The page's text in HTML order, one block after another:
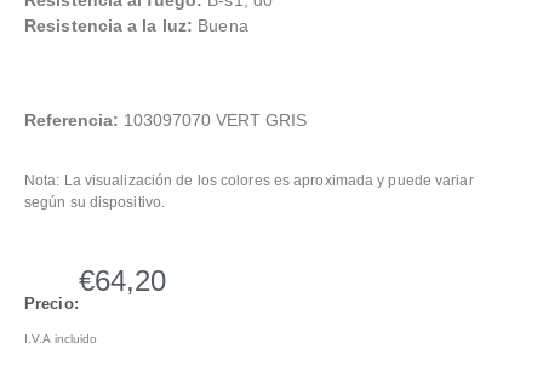
Resistencia a la luz: Buena
Referencia: 103097070 VERT GRIS
Nota: La visualización de los colores es aproximada y puede variar
según su dispositivo.
Precio:
€64,20
I.V.A incluido